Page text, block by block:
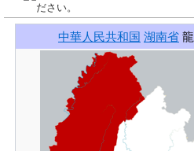
ださい。
中華人民共和国 湖南省